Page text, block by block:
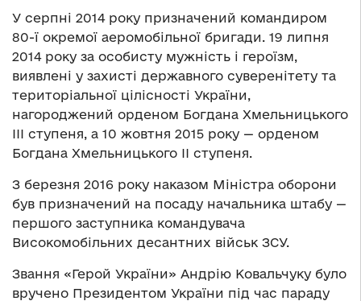
У серпні 2014 року призначений командиром
80-ї окремої аеромобільної бригади. 19 липня
2014 року за особисту мужність і героїзм,
виявлені у захисті державного суверенітету та
територіальної цілісності України,
нагороджений орденом Богдана Хмельницького
III ступеня, а 10 жовтня 2015 року — орденом
Богдана Хмельницького II ступеня.
З березня 2016 року наказом Міністра оборони
був призначений на посаду начальника штабу —
першого заступника командувача
Високомобільних десантних військ ЗСУ.
Звання «Герой України» Андрію Ковальчуку було
вручено Президентом України під час параду